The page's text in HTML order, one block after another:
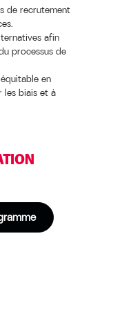
de recrutement
afin
processus de
en
les biais et à